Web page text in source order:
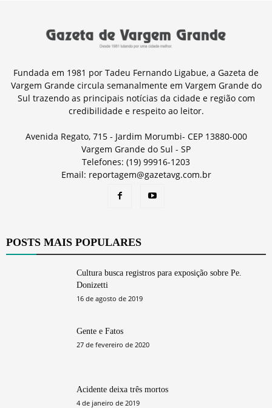
Fundada em 1981 por Tadeu Fernando Ligabue, a Gazeta de
Vargem Grande circula semanalmente em Vargem Grande do
Sul trazendo as principais notícias da cidade e região com
credibilidade e respeito ao leitor.
Avenida Regato, 715 - Jardim Morumbi- CEP 13880-000
Vargem Grande do Sul - SP
Telefones: (19) 99916-1203
Email: reportagem@gazetavg.com.br
POSTS MAIS POPULARES
Cultura busca registros para exposição sobre Pe.
Donizetti
16 de agosto de 2019
Gente e Fatos
27 de fevereiro de 2020
Acidente deixa três mortos
4 de janeiro de 2019